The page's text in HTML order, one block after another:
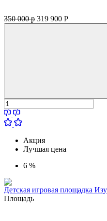
350 000 р 319 900 Р
Акция
Лучшая цена
6 %
Детская игровая площадка
Площадь